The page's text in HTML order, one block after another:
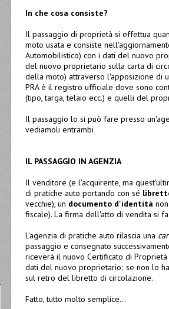
In che cosa consiste?
Il passaggio di proprietà si effettua
moto usata e consiste
Automobilistico) con i dati del nuovo
del nuovo proprietario sulla carta di
della moto) attraverso l'apposizione di
PRA è il registro ufficiale dove sono
(tipo, targa, telaio ecc.) e quelli del
Il passaggio lo si può fare presso
vediamoli entrambi
IL PASSAGGIO IN AGENZIA
Il venditore (e l'acquirente, ma
di pratiche auto portando con sé
vecchie), un documento d'identità
fiscale). La firma dell'atto di vendita si
L'agenzia di pratiche auto rilascia una
passaggio e consegnato
riceverà il nuovo Certificato di
dati del nuovo proprietario; se non lo
sul retro del libretto di circolazione.
Fatto, tutto molto semplice...